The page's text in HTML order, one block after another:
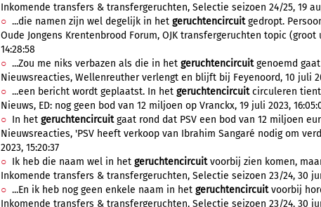
Inkomende transfers & transfergeruchten, Selectie seizoen 24/25, 19
...die namen zijn wel degelijk in het geruchtencircuitgedropt.
Oude Jongens Krentenbrood Forum, OJK transfergeruchten topic (groot
14:28:58
...Zou me niks verbazen als die in het geruchtencircuitgenoemd
Nieuwsreacties, Wellenreuther verlengt en blijft bij Feyenoord, 10 juli
...een bericht wordt geplaatst. In het geruchtencircuitcirculeren
Nieuws, ED: nog geen bod van 12 miljoen op Vranckx, 19 juli 2023,
In het geruchtencircuitgaat rond dat PSV een bod van 12 miljoen
Nieuwsreacties, 'PSV heeft verkoop van Ibrahim Sangaré nodig om
2023, 15:20:37
Ik heb die naam wel in het geruchtencircuitvoorbij zien komen,
Inkomende transfers & transfergeruchten, Selectie seizoen 23/24, 30
...En ik heb nog geen enkele naam in het geruchtencircuitvoorbij
Inkomende transfers & transfergeruchten, Selectie seizoen 23/24, 30